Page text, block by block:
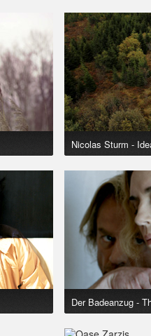
Nicolas Sturm -
Der Badeanzug -